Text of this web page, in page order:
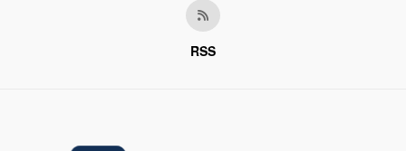
RSS